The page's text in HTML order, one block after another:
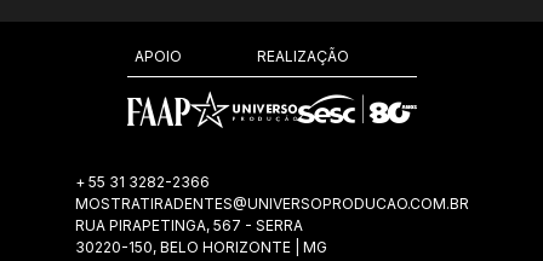
APOIO REALIZAÇÃO
+ 55 31 3282-2366
MOSTRATIRADENTES@UNIVERSOPRODUCAO.COM.BR
RUA PIRAPETINGA, 567 - SERRA
30220-150, BELO HORIZONTE | MG